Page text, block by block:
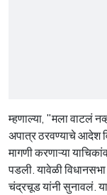
म्हणाल्या, "मला वाटलं
अपात्र ठरवण्याचे आदेश
मागणी करणाऱ्या
पडली. यावेळी विधानसभा
चंद्रचूड यांनी सुनावलं.